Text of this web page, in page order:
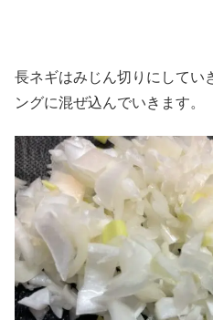
長ネギはみじん切りにしてい
ングに混ぜ込んでいきます。